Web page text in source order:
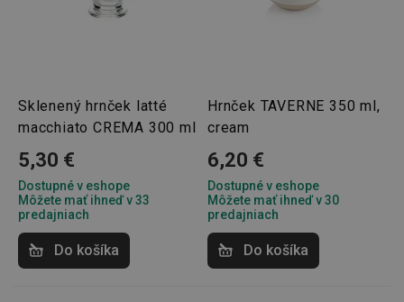
Sklenený hrnček latté
macchiato CREMA 300 ml
5,30 €
Dostupné v eshope
Môžete mať ihneď v 33
predajniach
Do košíka
Hrnček TAVERNE 350 ml,
cream
6,20 €
Dostupné v eshope
Môžete mať ihneď v 30
predajniach
Do košíka